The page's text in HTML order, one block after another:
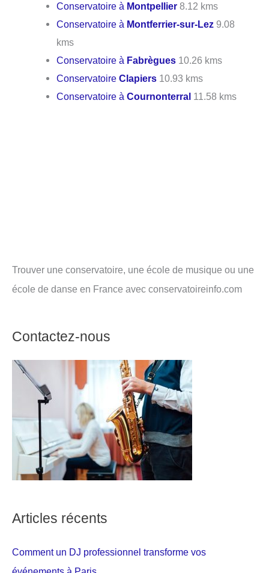
Conservatoire à Montpellier 8.12 kms
Conservatoire à Montferrier-sur-Lez 9.08
kms
Conservatoire à Fabrègues 10.26 kms
ConservatoireClapiers 10.93 kms
Conservatoire àCournonterral 11.58 kms
Trouver une conservatoire, une école de musique ou une
école de danse en France avec conservatoireinfo.com
Contactez-nous
Articles récents
Comment un DJ professionnel transforme vos